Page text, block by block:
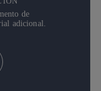
de
adicional.